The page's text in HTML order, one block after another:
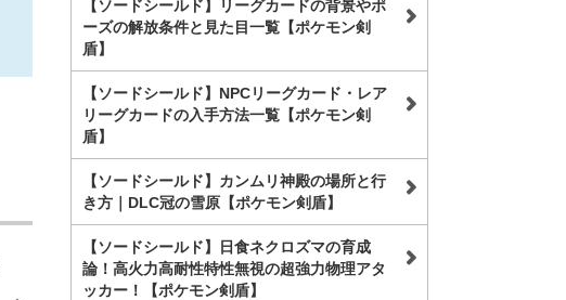
【ソードシールド】リーグカードの背景やポ
ーズの解放条件と見た目一覧【ポケモン剣
盾】
【ソードシールド】NPCリーグカード・レア
リーグカードの入手方法一覧【ポケモン剣
盾】
【ソードシールド】カンムリ神殿の場所と行
き方｜DLC冠の雪原【ポケモン剣盾】
【ソードシールド】日食ネクロズマの育成
論！高火力高耐性特性無視の超強力物理アタ
ッカー！【ポケモン剣盾】